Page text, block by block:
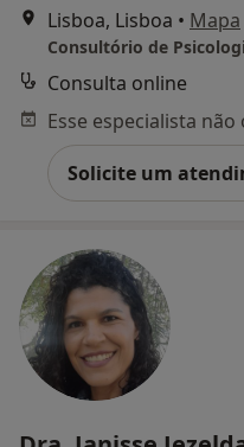
Lisboa, Lisboa • Mapa
Consulta online
Solicite um